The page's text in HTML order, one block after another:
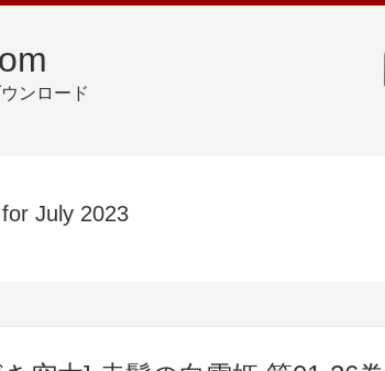
ンロード
July 2023